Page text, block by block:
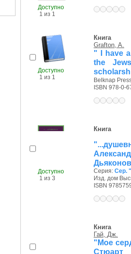
Доступно
1 из 1
Доступно
1 из 1
Книга
Grafton, A.
" I have
the
Belknap
ISBN 978-0-
Доступно
1 из 3
Книга
Серия: Сер.
Изд. дом
ISBN
Книга
Гай, Дж.
"Мое
Стюарт